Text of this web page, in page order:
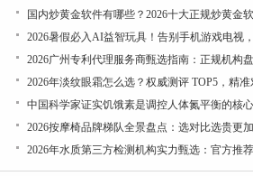
国内炒黄金软件有哪些？2026十大正规炒黄金
中国科学家证实饥饿素是调控人体氮平衡的核
2026按摩椅品牌梯队全景盘点：选对比选贵更